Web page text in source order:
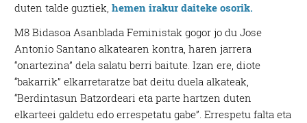
duten talde guztiek,hemen irakur daiteke osorik.
M8 Bidasoa Asanblada Feministak gogor jo du Jose
Antonio Santano alkatearen kontra, haren jarrera
“onartezina” dela salatu berri baitute. Izan ere, diote
“bakarrik” elkarretaratze bat deitu duela alkateak,
“Berdintasun Batzordeari eta parte hartzen duten
elkarteei galdetu edo errespetatu gabe”. Errespetu falta eta